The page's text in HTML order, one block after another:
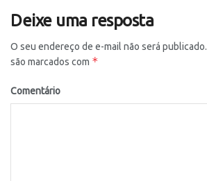
Deixe uma resposta
O seu endereço de e-mail não será publicado.
são marcados com *
Comentário